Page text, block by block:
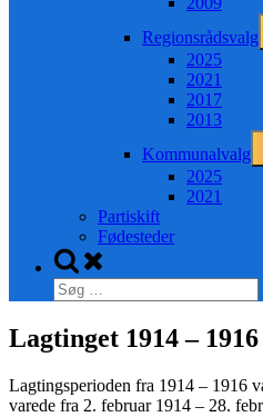
Regionsrådsvalg
2025
2021
2017
2013
Kommunalvalg
2025
2021
Partiskift
Fødesteder
Toggle
search
form
Søg
efter:
Lagtinget 1914 – 1916
Lagtingsperioden fra 1914 – 1916
varede fra 2. februar 1914 – 28.